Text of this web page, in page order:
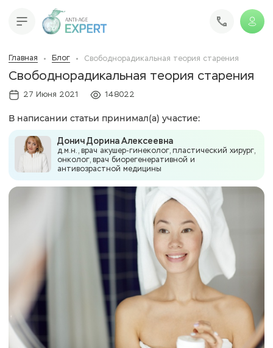
Главная Блог Свободнорадикальная теория старения
Свободнорадикальная теория старения
27 Июня 2021 148022
В написании статьи принимал(а) участие:
Донич Дорина Алексеевна
д.м.н., врач акушер-гинеколог, пластический хирург,
онколог, врач биорегенеративной и
антивозрастной медицины